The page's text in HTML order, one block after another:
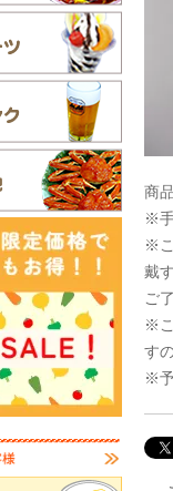
商
※
※
戴
ご
※
す
※